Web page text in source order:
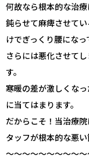
何故なら根本的な治
鈍らせて麻痺させて
けでぎっくり腰になっ
さらには悪化させて
す。
寒暖の差が激しくな
に当てはまります。
だからこそ！当治療
タッフが根本的な悪
～～～～～～～～～